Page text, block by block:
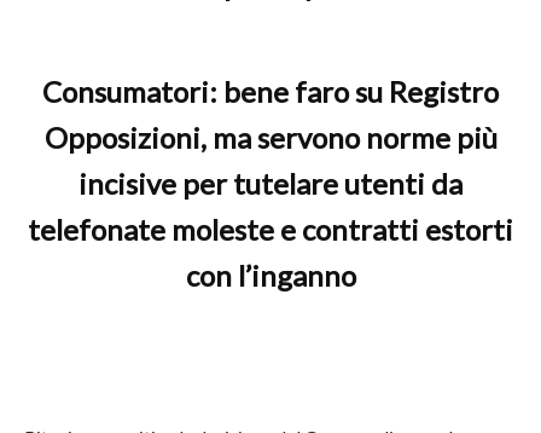
Consumatori: bene faro su Registro
Opposizioni, ma servono norme più
incisive per tutelare utenti da
telefonate moleste e contratti estorti
con l’inganno